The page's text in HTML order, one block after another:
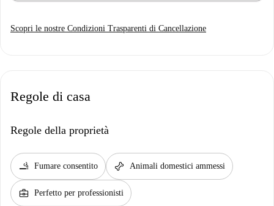
Scopri le nostre Condizioni Trasparenti di Cancellazione
Regole di casa
Regole della proprietà
smoking_rooms Fumare consentito pet_supplies Animali domestici ammessi
business_center Perfetto per professionisti